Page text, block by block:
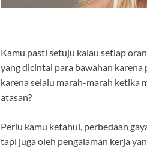
Kamu pasti setuju kalau setiap
yang dicintai para bawahan karena
karena selalu marah-marah ketika
atasan?
Perlu kamu ketahui, perbedaan
tapi juga oleh pengalaman kerja